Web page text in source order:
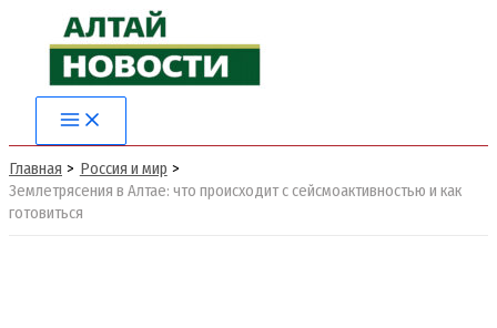
содержимому
Main
Menu
Главная
Россия и мир
Землетрясения в Алтае: что происходит с сейсмоактивностью и как
готовиться